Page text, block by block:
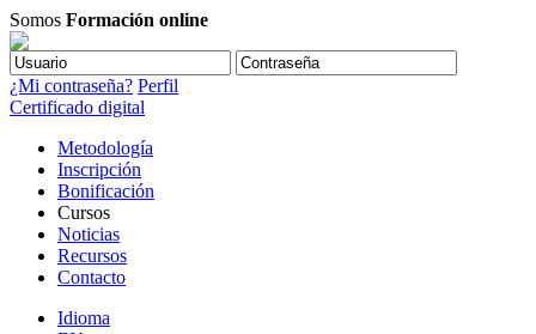
Somos Formación online
¿Mi contraseña? Perfil
Certificado digital
Metodología
Inscripción
Bonificación
Cursos
Noticias
Recursos
Contacto
Idioma